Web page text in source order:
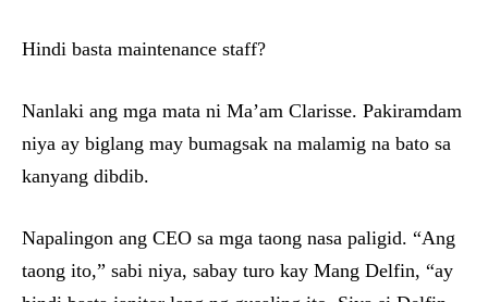
Hindi basta maintenance staff?
Nanlaki ang mga mata ni Ma’am Clarisse. Pakiramdam
niya ay biglang may bumagsak na malamig na bato sa
kanyang dibdib.
Napalingon ang CEO sa mga taong nasa paligid. “Ang
taong ito,” sabi niya, sabay turo kay Mang Delfin, “ay